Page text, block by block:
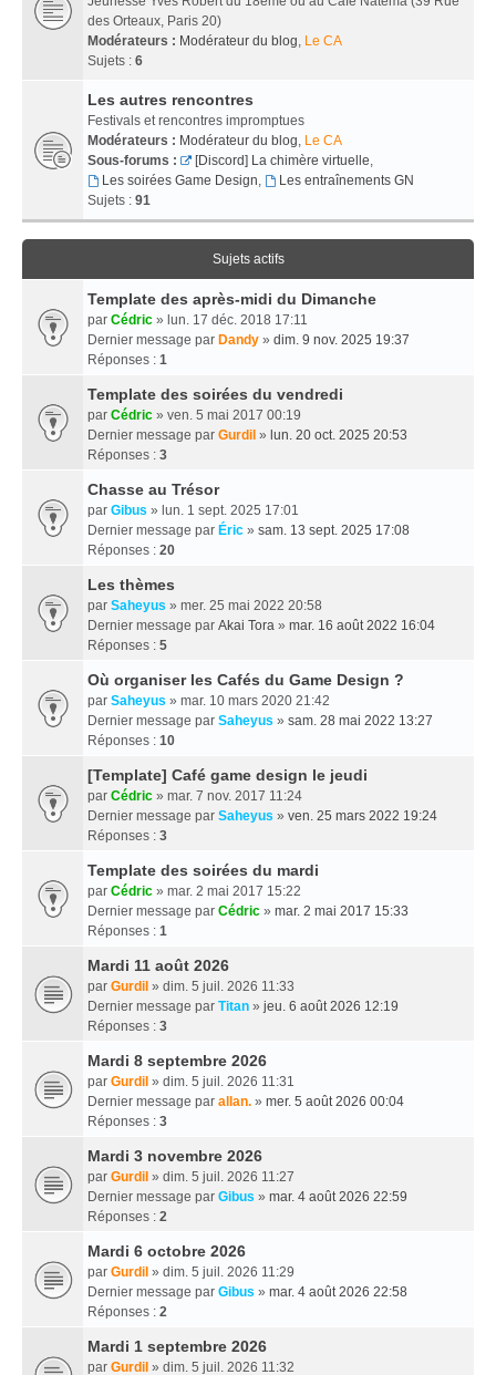
des Orteaux, Paris 20)
Modérateurs : Modérateur du blog, Le CA
Sujets : 6
Les autres rencontres
Festivals et rencontres impromptues
Modérateurs : Modérateur du blog, Le CA
Sous-forums :
[Discord] La chimère virtuelle,
Les soirées Game Design,
Les entraînements GN
Sujets : 91
Sujets actifs
Template des après-midi du Dimanche
par Cédric » lun. 17 déc. 2018 17:11
Dernier message par Dandy » dim. 9 nov. 2025 19:37
Réponses : 1
Template des soirées du vendredi
par Cédric » ven. 5 mai 2017 00:19
Dernier message par Gurdil » lun. 20 oct. 2025 20:53
Réponses : 3
Chasse au Trésor
par Gibus » lun. 1 sept. 2025 17:01
Dernier message par Éric » sam. 13 sept. 2025 17:08
Réponses : 20
Les thèmes
par Saheyus » mer. 25 mai 2022 20:58
Dernier message par Akai Tora » mar. 16 août 2022 16:04
Réponses : 5
Où organiser les Cafés du Game Design ?
par Saheyus » mar. 10 mars 2020 21:42
Dernier message par Saheyus » sam. 28 mai 2022 13:27
Réponses : 10
[Template] Café game design le jeudi
par Cédric » mar. 7 nov. 2017 11:24
Dernier message par Saheyus » ven. 25 mars 2022 19:24
Réponses : 3
Template des soirées du mardi
par Cédric » mar. 2 mai 2017 15:22
Dernier message par Cédric » mar. 2 mai 2017 15:33
Réponses : 1
Mardi 11 août 2026
par Gurdil » dim. 5 juil. 2026 11:33
Dernier message par Titan » jeu. 6 août 2026 12:19
Réponses : 3
Mardi 8 septembre 2026
par Gurdil » dim. 5 juil. 2026 11:31
Dernier message par allan. » mer. 5 août 2026 00:04
Réponses : 3
Mardi 3 novembre 2026
par Gurdil » dim. 5 juil. 2026 11:27
Dernier message par Gibus » mar. 4 août 2026 22:59
Réponses : 2
Mardi 6 octobre 2026
par Gurdil » dim. 5 juil. 2026 11:29
Dernier message par Gibus » mar. 4 août 2026 22:58
Réponses : 2
Mardi 1 septembre 2026
par Gurdil » dim. 5 juil. 2026 11:32